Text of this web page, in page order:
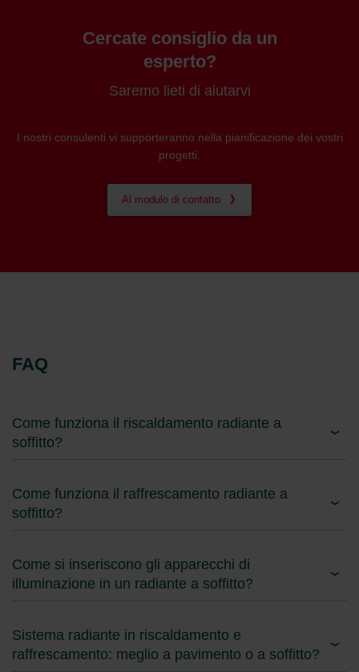
Cercate consiglio da un
esperto?
Saremo lieti di aiutarvi
I nostri consulenti vi supporteranno nella pianificazione dei vostri
progetti.
Al modulo di contatto
FAQ
Come funziona il riscaldamento radiante a
soffitto?
Come funziona il raffrescamento radiante a
soffitto?
Come si inseriscono gli apparecchi di
illuminazione in un radiante a soffitto?
Sistema radiante in riscaldamento e
raffrescamento: meglio a pavimento o a soffitto?